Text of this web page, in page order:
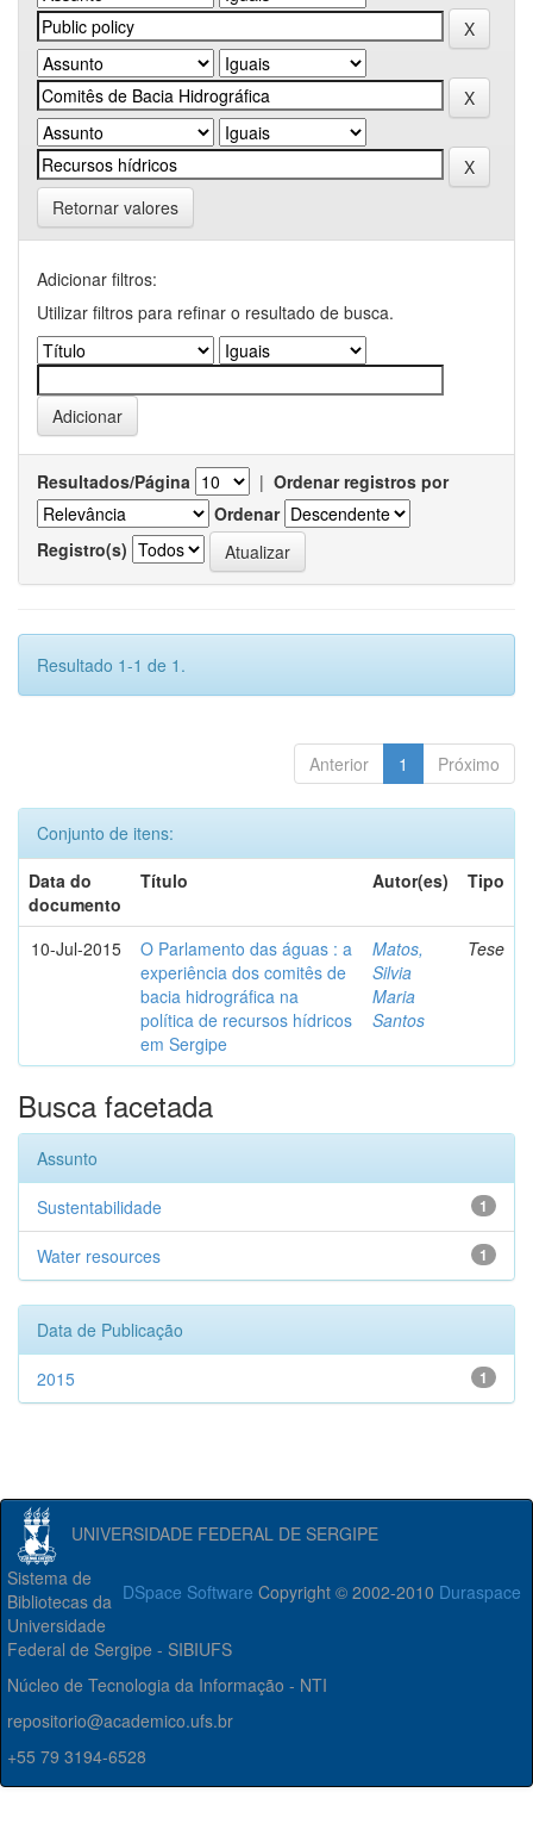
Retornar valores
Adicionar filtros:
Utilizar filtros para refinar o resultado de busca.
Resultados/Página | Ordenar registros por
Ordenar
Registro(s)
Resultado 1-1 de 1.
Anterior 1 Próximo
Conjunto de itens:
Data do
documento
Título Autor(es) Tipo
10-Jul-2015
O Parlamento das águas : a
experiência dos comitês de
bacia hidrográfica na
política de recursos hídricos
em Sergipe
Matos,
Silvia
Maria
Santos
Tese
Busca facetada
Assunto
1
Sustentabilidade
1
Water resources
Data de Publicação
1
2015
UNIVERSIDADE FEDERAL DE SERGIPE
DSpace Software Copyright © 2002-2010 Duraspace
Sistema de
Bibliotecas da
Universidade
Federal de Sergipe - SIBIUFS
Núcleo de Tecnologia da Informação - NTI
repositorio@academico.ufs.br
+55 79 3194-6528